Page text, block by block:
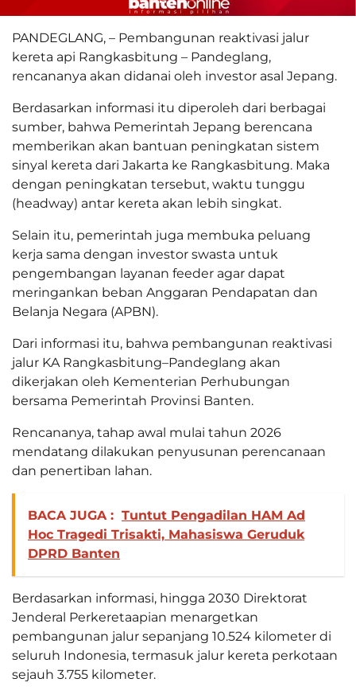
PANDEGLANG, – Pembangunan reaktivasi jalur
kereta api Rangkasbitung – Pandeglang,
rencananya akan didanai oleh investor asal Jepang.
Berdasarkan informasi itu diperoleh dari berbagai
sumber, bahwa Pemerintah Jepang berencana
memberikan akan bantuan peningkatan sistem
sinyal kereta dari Jakarta ke Rangkasbitung. Maka
dengan peningkatan tersebut, waktu tunggu
(headway) antar kereta akan lebih singkat.
Selain itu, pemerintah juga membuka peluang
kerja sama dengan investor swasta untuk
pengembangan layanan feeder agar dapat
meringankan beban Anggaran Pendapatan dan
Belanja Negara (APBN).
Dari informasi itu, bahwa pembangunan reaktivasi
jalur KA Rangkasbitung–Pandeglang akan
dikerjakan oleh Kementerian Perhubungan
bersama Pemerintah Provinsi Banten.
Rencananya, tahap awal mulai tahun 2026
mendatang dilakukan penyusunan perencanaan
dan penertiban lahan.
BACA JUGA : Tuntut Pengadilan HAM Ad
Hoc Tragedi Trisakti, Mahasiswa Geruduk
DPRD Banten
Berdasarkan informasi, hingga 2030 Direktorat
Jenderal Perkeretaapian menargetkan
pembangunan jalur sepanjang 10.524 kilometer di
seluruh Indonesia, termasuk jalur kereta perkotaan
sejauh 3.755 kilometer.